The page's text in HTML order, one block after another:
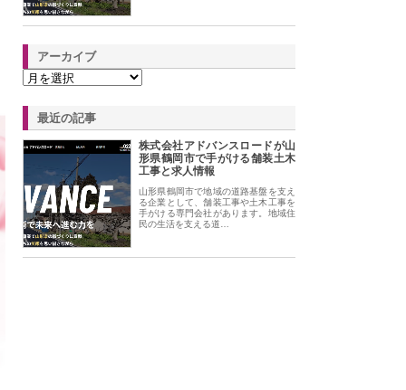
アーカイブ
最近の記事
株式会社アドバンスロードが山
形県鶴岡市で手がける舗装土木
工事と求人情報
山形県鶴岡市で地域の道路基盤を支え
る企業として、舗装工事や土木工事を
手がける専門会社があります。地域住
民の生活を支える道…